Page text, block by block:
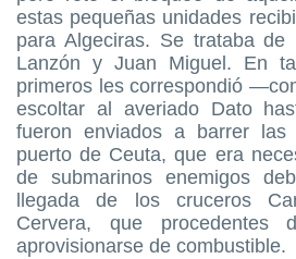
estas pequeñas unidades
para Algeciras. Se trataba de
Lanzón y Juan Miguel. En
primeros les correspondió
escoltar al averiado Dato
fueron enviados a barrer las
puerto de Ceuta, que era
de submarinos enemigos
llegada de los cruceros
Cervera, que
aprovisionarse de combustible.